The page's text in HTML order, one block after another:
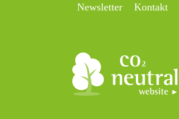
Newsletter Kontakt